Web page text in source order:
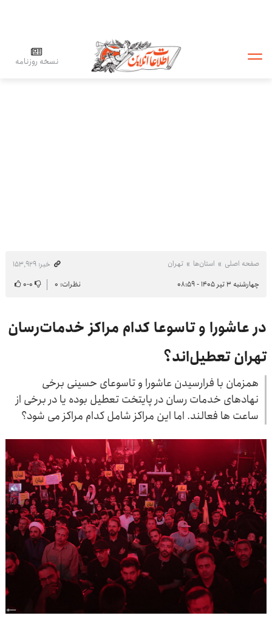
نسخه روزنامه
صفحه اصلی استان‌ها تهران
خبر: ۱۵۳٬۹۲۹
چهارشنبه ۳ تیر ۱۴۰۵ - ۰۸:۵۹
نظرات: ۰ ۰-۰
در عاشورا و تاسوعا کدام مراکز خدمات‌رسان
تهران تعطیل‌اند؟
همزمان با فرارسیدن عاشورا و تاسوعای حسینی برخی
نهادهای خدمات رسان در پایتخت تعطیل بوده یا در برخی از
ساعت ها فعالند. اما این مراکز شامل کدام مراکز می شود؟